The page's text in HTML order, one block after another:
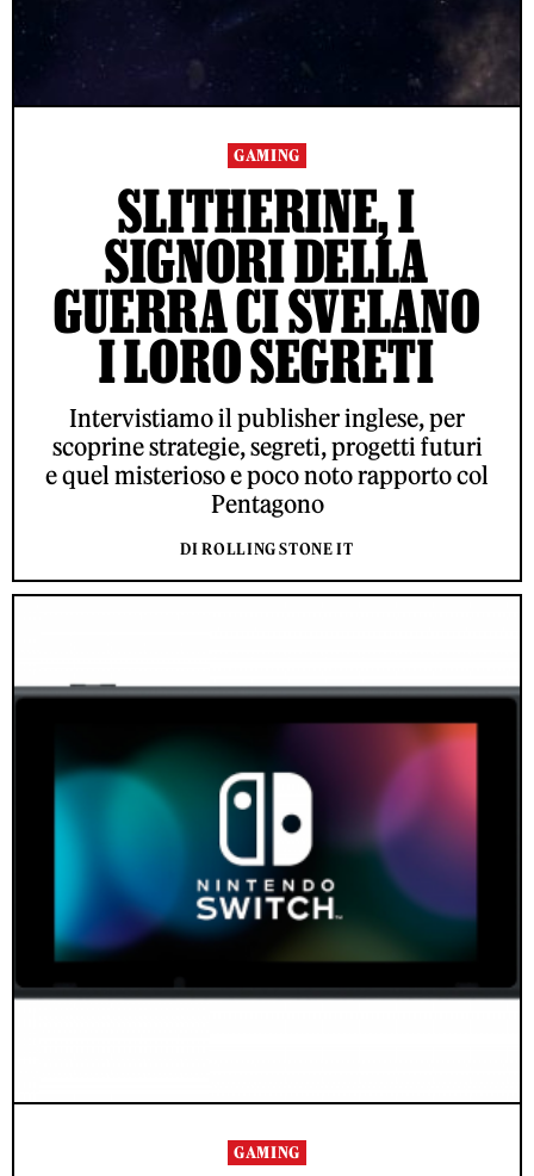
GAMING
SLITHERINE, I
SIGNORI DELLA
GUERRA CI SVELANO
I LORO SEGRETI
Intervistiamo il publisher inglese, per
scoprine strategie, segreti, progetti futuri
e quel misterioso e poco noto rapporto col
Pentagono
DI ROLLING STONE IT
GAMING